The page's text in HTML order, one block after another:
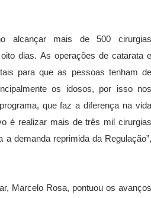
alcançar mais de 500 cirurgias
dias. As operações de catarata e
para que as pessoas tenham de
os idosos, por isso nos
que faz a diferença na vida
é realizar mais de três mil cirurgias
a demanda reprimida da Regulação”,
Marcelo Rosa, pontuou os avanços